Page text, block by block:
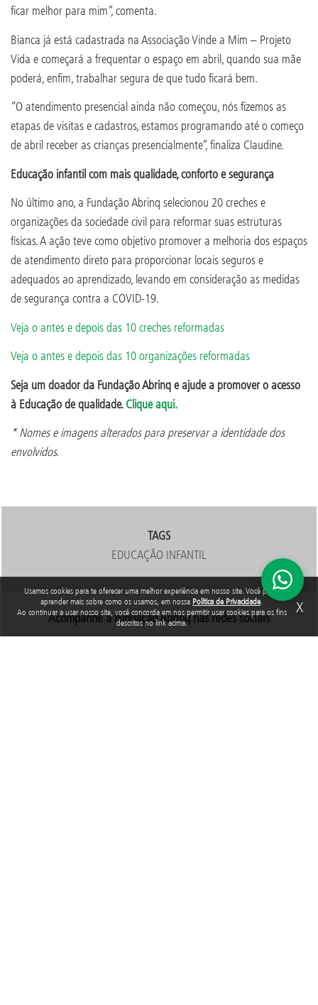
Usamos cookies para te oferecer uma melhor experiência em nosso site. Você pode
aprender mais sobre como os usamos, em nossa Política de Privacidade.
Ao continuar a usar nosso site, você concorda em nos permitir usar cookies para os fins
descritos no link acima.
X
ficar melhor para mim”, comenta.
Bianca já está cadastrada na Associação Vinde a Mim – Projeto
Vida e começará a frequentar o espaço em abril, quando sua mãe
poderá, enfim, trabalhar segura de que tudo ficará bem.
“O atendimento presencial ainda não começou, nós fizemos as
etapas de visitas e cadastros, estamos programando até o começo
de abril receber as crianças presencialmente”, finaliza Claudine.
Educação infantil com mais qualidade, conforto e segurança
No último ano, a Fundação Abrinq selecionou 20 creches e
organizações da sociedade civil para reformar suas estruturas
físicas. A ação teve como objetivo promover a melhoria dos espaços
de atendimento direto para proporcionar locais seguros e
adequados ao aprendizado, levando em consideração as medidas
de segurança contra a COVID-19.
Veja o antes e depois das 10 creches reformadas
Veja o antes e depois das 10 organizações reformadas
Seja um doador da Fundação Abrinq e ajude a promover o acesso
à Educação de qualidade.Clique aqui.
* Nomes e imagens alterados para preservar a identidade dos
envolvidos.
TAGS
EDUCAÇÃO INFANTIL
Acompanhe a Fundação Abrinq nas redes sociais